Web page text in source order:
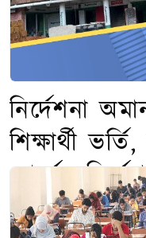
নির্দেশনা
শিক্ষার্থী
বোর্ডের নির্দেশ